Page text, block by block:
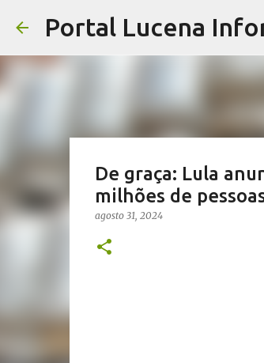
Portal Lucena
De graça: Lula
milhões de
agosto 31, 2024